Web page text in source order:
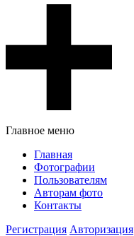
Главное меню
Главная
Фотографии
Пользователям
Авторам фото
Контакты
Регистрация Авторизация